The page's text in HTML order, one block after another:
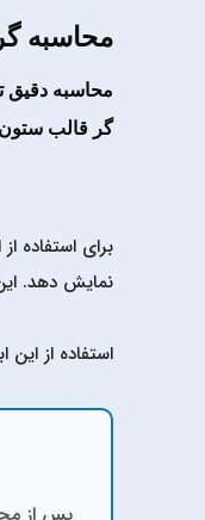
محاسبه
محاسبه دقیق
گر قالب
برای استفاده
نمایش دهد.
استفاده از